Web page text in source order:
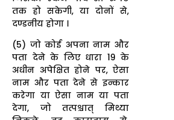
तक हो सकेगी, या दोनों से,
दण्डनीय होगा ।
(5) जो कोई अपना नाम और
पता देने के लिए धारा 19 के
अधीन अपेक्षित होने पर, ऐसा
नाम और पता देने से इन्कार
करेगा या ऐसा नाम या पता
देगा, जो तत्पश्चात्‌ मिथ्या